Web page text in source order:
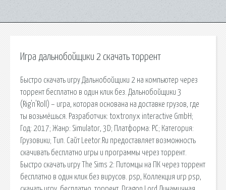
Игра дальнобойщики 2 скачать торрент
Быстро скачать игру Дальнобойщики 2 на компьютер через
торрент бесплатно в один клик без. Дальнобойщики 3
(Rig'n'Roll) – игра, которая основана на доставке грузов, где
ты возьмёшься. Разработчик: toxtronyx interactive GmbH;
Год: 2017; Жанр: Simulator, 3D; Платформа: PC; Категория:
Грузовики; Тип. Сайт Leetor.Ru предоставляет возможность
скачивать бесплатно игры и программы через торрент.
Быстро скачать игру The Sims 2: Питомцы на ПК через торрент
бесплатно в один клик без вирусов. psp, Коллекция игр psp,